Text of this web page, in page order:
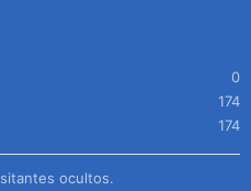
0
174
174
ocultos.